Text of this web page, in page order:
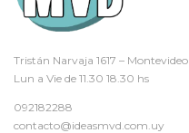
Tristán Narvaja 1617 – Montevideo
Lun a Vie de 11.30 18.30 hs
092182288
contacto@ideasmvd.com.uy